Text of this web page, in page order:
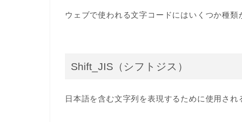
ウェブで使われる文字コードにはいくつか種類
Shift_JIS（シフトジス）
日本語を含む文字列を表現するために使用され